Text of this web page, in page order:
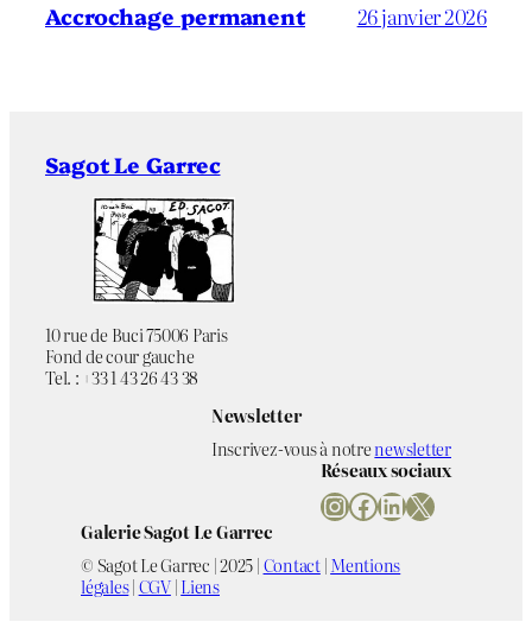
Accrochage permanent 26 janvier 2026
Sagot Le Garrec
10 rue de Buci 75006 Paris
Fond de cour gauche
Tel. : +33 1 43 26 43 38
Newsletter
Inscrivez-vous à notrenewsletter
Réseaux sociaux
InstagramFacebook LinkedIn X
Galerie Sagot Le Garrec
© Sagot Le Garrec | 2025 |Contact|Mentions
légales|CGV|Liens